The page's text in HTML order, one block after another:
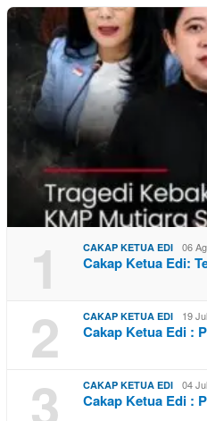
1 CAKAP KETUA EDI 06
Cakap Ketua Edi:
2 CAKAP KETUA EDI 19
Cakap Ketua Edi :
3 CAKAP KETUA EDI 04
Cakap Ketua Edi :